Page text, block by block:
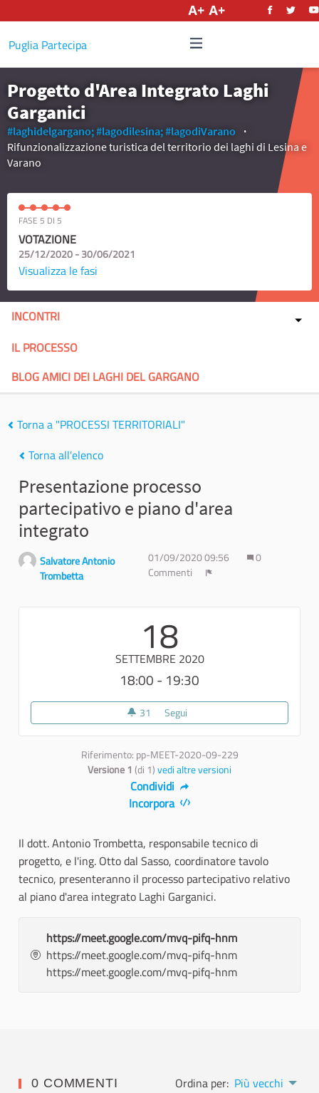
Puglia Partecipa
Progetto d'Area Integrato Laghi
Garganici
#laghidelgargano;#lagodilesina;#lagodiVarano
Rifunzionalizzazione turistica del territorio dei laghi di Lesina e
Varano
FASE 5 DI 5
VOTAZIONE
25/12/2020 - 30/06/2021
Visualizza le fasi
INCONTRI
IL PROCESSO
BLOG AMICI DEI LAGHI DEL GARGANO
Torna a "PROCESSI TERRITORIALI"
Torna all'elenco
Presentazione processo
partecipativo e piano d'area
integrato
Salvatore Antonio
Trombetta
01/09/2020 09:56
0
Commenti
18
SETTEMBRE 2020
18:00 - 19:30
31 31 sostenitori
Segui
Riferimento: pp-MEET-2020-09-229
Versione 1 (di 1)vedi altre versioni
Condividi
Incorpora
Il dott. Antonio Trombetta, responsabile tecnico di
progetto, e l'ing. Otto dal Sasso, coordinatore tavolo
tecnico, presenteranno il processo partecipativo relativo
al piano d'area integrato Laghi Garganici.
https://meet.google.com/mvq-pifq-hnm
https://meet.google.com/mvq-pifq-hnm
https://meet.google.com/mvq-pifq-hnm
0 COMMENTI Ordina per: Più vecchi